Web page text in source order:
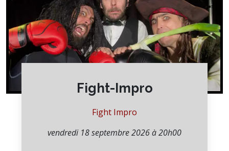
Fight-Impro
Fight Impro
vendredi 18 septembre 2026 à 20h00